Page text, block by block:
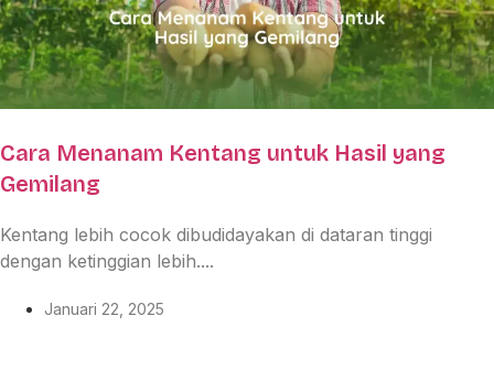
Cara Menanam Kentang untuk Hasil yang
Gemilang
Kentang lebih cocok dibudidayakan di dataran tinggi
dengan ketinggian lebih....
Januari 22, 2025